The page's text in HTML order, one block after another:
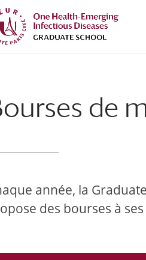
de
année, la
des bourses à